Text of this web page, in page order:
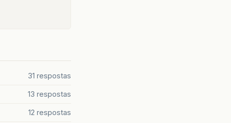
31 respostas
13 respostas
12 respostas